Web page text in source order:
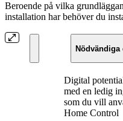
Beroende på vilka
installation har behöver du
Nödvändiga
Digital
med en ledig
som du vill
Home Control